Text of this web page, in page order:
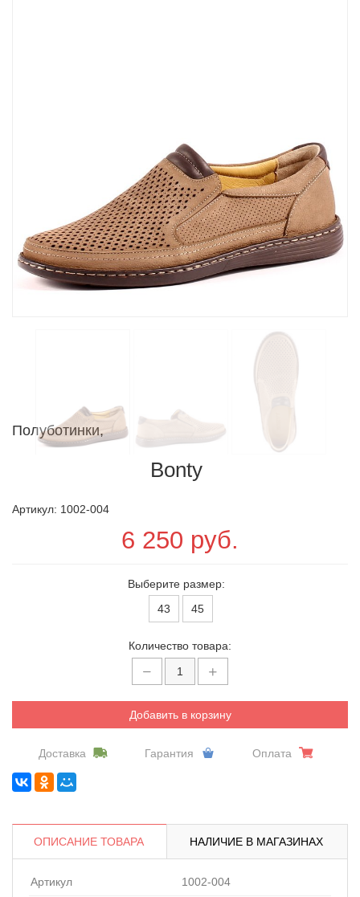
Полуботинки,
Bonty
Артикул: 1002-004
6 250 руб.
Выберите размер:
43
45
Количество товара:
Добавить в корзину
Доставка Гарантия Оплата
ОПИСАНИЕ ТОВАРА НАЛИЧИЕ В МАГАЗИНАХ
Артикул 1002-004